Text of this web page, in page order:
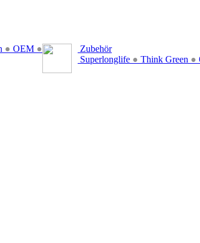
● OEM ●
Zubehör
Superlonglife ● Think Green ●